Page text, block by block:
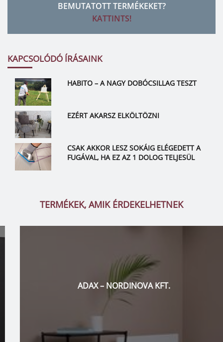
BEMUTATOTT TERMÉKEKET?
KATTINTS!
KAPCSOLÓDÓ ÍRÁSAINK
HABITO – A NAGY DOBÓCSILLAG TESZT
EZÉRT AKARSZ ELKÖLTÖZNI
CSAK AKKOR LESZ SOKÁIG ELÉGEDETT A
FUGÁVAL, HA EZ AZ 1 DOLOG TELJESÜL
TERMÉKEK, AMIK ÉRDEKELHETNEK
ADAX – NORDINOVA KFT.